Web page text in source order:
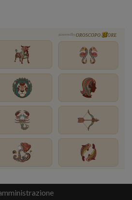
powered by OROSCOPO ORE